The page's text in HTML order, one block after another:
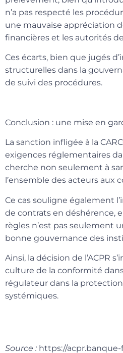
n’a pas respecté les
une mauvaise appréciation
financières et les autorités
Ces écarts, bien que jugés
structurelles dans la
de suivi des procédures.
Conclusion : une mise en
La sanction infligée à la
exigences réglementaires
cherche non seulement à
l’ensemble des acteurs
Ce cas souligne également
de contrats en déshérence,
règles n’est pas seulement
bonne gouvernance des
Ainsi, la décision de l’ACPR
culture de la conformité
régulateur dans la
systémiques.
Source : https://